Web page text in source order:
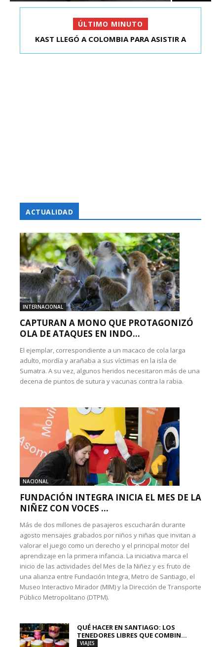
ÚLTIMO MINUTO
HARBOE: “LO QUE SE REQUIERE AHORA ES HACER
KAST LLEGÓ A COLOMBIA PARA ASISTIR A
ACTUALIDAD
INTERNACIONAL
CAPTURAN A MONO QUE PROTAGONIZÓ
OLA DE ATAQUES EN INDO...
El ejemplar, correspondiente a un macaco de cola larga
adulto, mordía y arañaba a sus víctimas en la isla de
Sumatra. A su vez, algunos heridos necesitaron más de una
decena de puntos de sutura y vacunas contra la rabia.
NACIONAL
FUNDACIÓN INTEGRA INICIA EL MES DE LA
NIÑEZ CON VOCES ...
Más de dos millones de pasajeros escucharán durante
agosto mensajes grabados por niños y niñas que invitan a
valorar el juego como un derecho y el principal motor del
aprendizaje en la primera infancia. La iniciativa marca el
inicio de las actividades del Mes de la Niñez y es fruto de
una alianza entre Fundación Integra, Metro de Santiago, el
Museo Interactivo Mirador (MIM) y la Dirección de Transporte
Público Metropolitano (DTPM).
QUÉ HACER EN SANTIAGO: LOS
TENEDORES LIBRES QUE COMBIN...
VIAJES